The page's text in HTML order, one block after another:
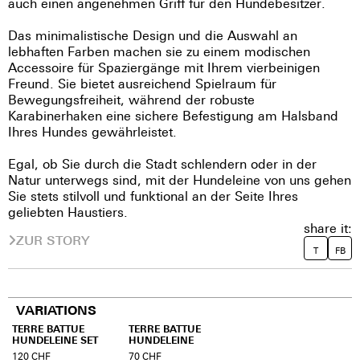
auch einen angenehmen Griff für den Hundebesitzer.
Das minimalistische Design und die Auswahl an
lebhaften Farben machen sie zu einem modischen
Accessoire für Spaziergänge mit Ihrem vierbeinigen
Freund. Sie bietet ausreichend Spielraum für
Bewegungsfreiheit, während der robuste
Karabinerhaken eine sichere Befestigung am Halsband
Ihres Hundes gewährleistet.
Egal, ob Sie durch die Stadt schlendern oder in der
Natur unterwegs sind, mit der Hundeleine von uns gehen
Sie stets stilvoll und funktional an der Seite Ihres
geliebten Haustiers.
ZUR STORY
share it:
T FB
VARIATIONS
TERRE BATTUE
HUNDELEINE SET
120CHF
TERRE BATTUE
HUNDELEINE
70 CHF